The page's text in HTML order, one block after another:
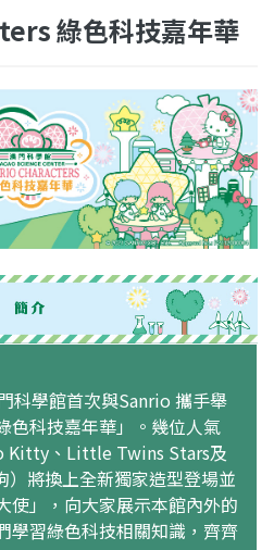
綠色科技嘉年華
科學館首次與Sanrio 攜手舉
色科技嘉年華」。幾位人氣
Kitty、Little Twins Stars及
將換上全新獨家造型登場並
使」，向大家展示本館內外的
學習綠色科技相關知識，齊齊